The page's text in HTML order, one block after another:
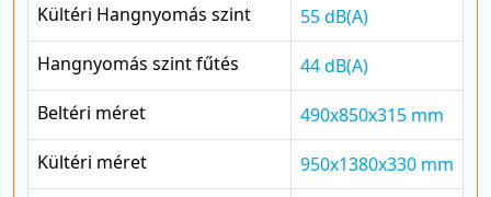
Kültéri Hangnyomás szint
55 dB(A)
Hangnyomás szint fűtés
44 dB(A)
Beltéri méret
490x850x315 mm
Kültéri méret
950x1380x330 mm